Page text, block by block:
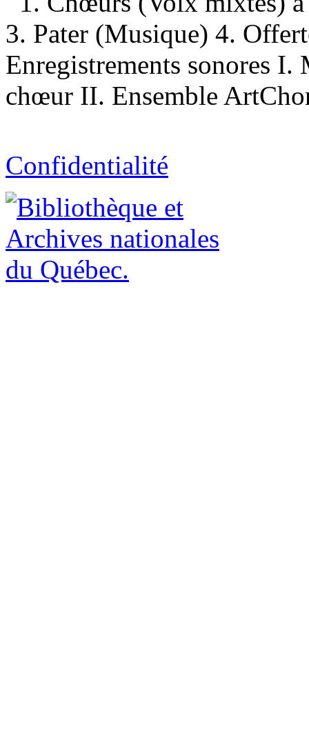
3. Pater (Musique) 4.
Enregistrements sonores
chœur II. Ensemble
Confidentialité